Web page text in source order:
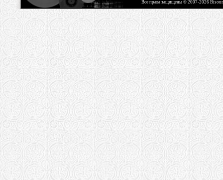
Все права защищены © 2007-2026